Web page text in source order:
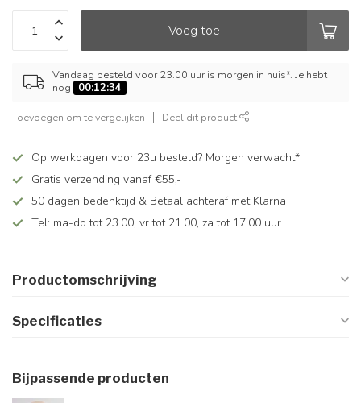
Voeg toe
Vandaag besteld voor 23.00 uur is morgen in huis*. Je hebt
nog
00:12:34
Toevoegen om te vergelijken Deel dit product
Op werkdagen voor 23u besteld? Morgen verwacht*
Gratis verzending vanaf €55,-
50 dagen bedenktijd & Betaal achteraf met Klarna
Tel: ma-do tot 23.00, vr tot 21.00, za tot 17.00 uur
Productomschrijving
Specificaties
Bijpassende producten